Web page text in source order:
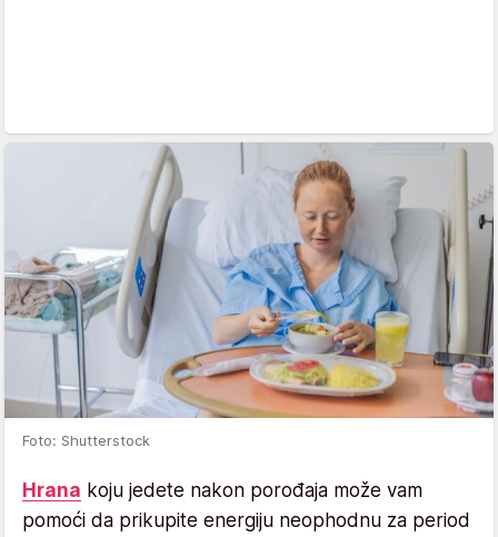
Foto: Shutterstock
Hrana koju jedete nakon porođaja može vam
pomoći da prikupite energiju neophodnu za period